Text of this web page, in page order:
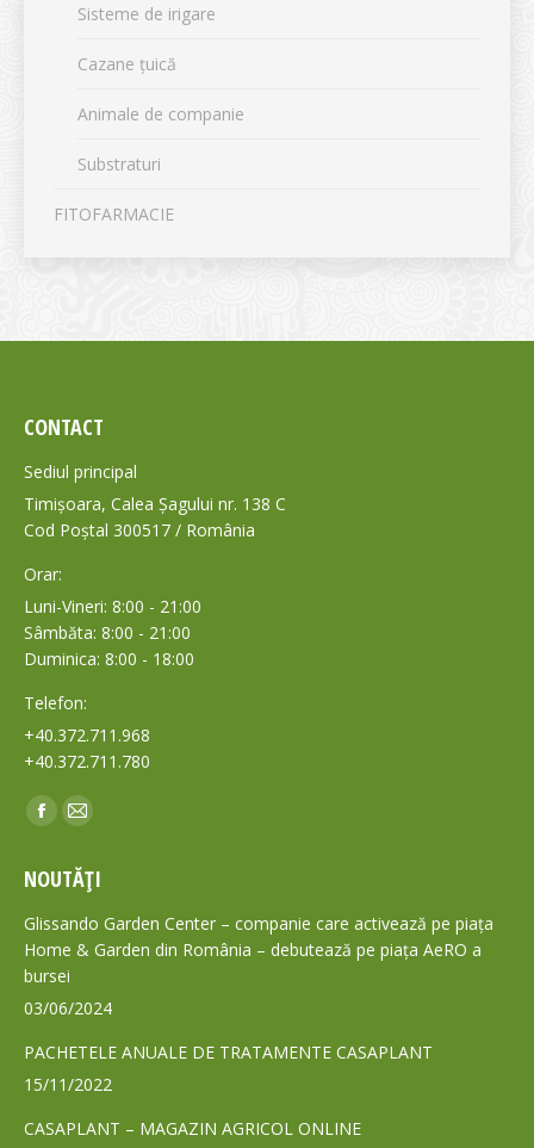
Sisteme de irigare
Cazane țuică
Animale de companie
Substraturi
FITOFARMACIE
CONTACT
Sediul principal
Timișoara, Calea Șagului nr. 138 C
Cod Poștal 300517 / România
Orar:
Luni-Vineri: 8:00 - 21:00
Sâmbăta: 8:00 - 21:00
Duminica: 8:00 - 18:00
Telefon:
+40.372.711.968
+40.372.711.780
Find us on:
Facebook
opens
in
new
window
Mail
opens
in
new
NOUTĂȚI
Glissando Garden Center – companie care activează pe piața
Home & Garden din România – debutează pe piața AeRO a
bursei
03/06/2024
PACHETELE ANUALE DE TRATAMENTE CASAPLANT
15/11/2022
CASAPLANT – MAGAZIN AGRICOL ONLINE